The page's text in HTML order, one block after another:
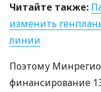
Читайте также:
изменить
линии
Поэтому
финансирование